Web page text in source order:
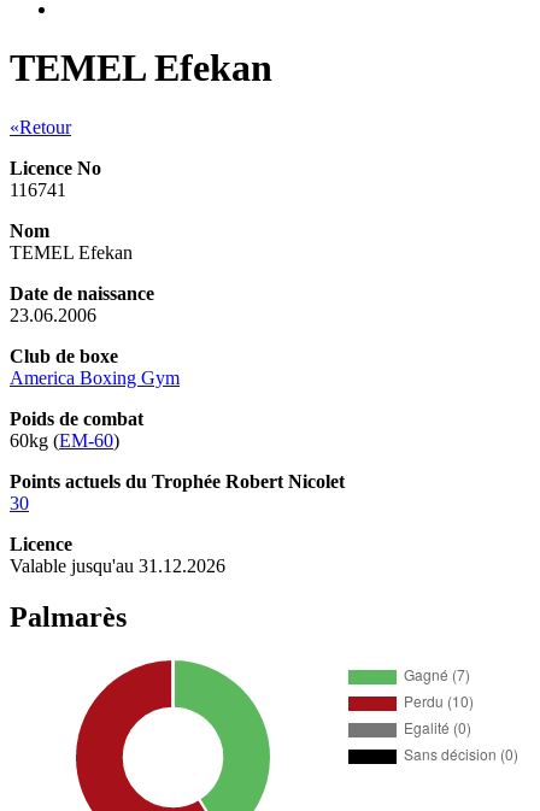
TEMEL Efekan
«Retour
Licence No
116741
Nom
TEMEL Efekan
Date de naissance
23.06.2006
Club de boxe
America Boxing Gym
Poids de combat
60kg (EM-60)
Points actuels du Trophée Robert Nicolet
30
Licence
Valable jusqu'au 31.12.2026
Palmarès